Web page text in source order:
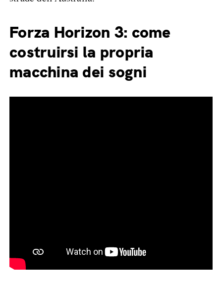
Forza Horizon 3: come
costruirsi la propria
macchina dei sogni